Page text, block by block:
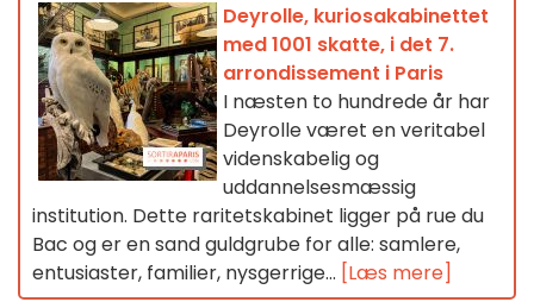
Deyrolle, kuriosakabinettet
med 1001 skatte, i det 7.
arrondissement i Paris
I næsten to hundrede år har
Deyrolle været en veritabel
videnskabelig og
uddannelsesmæssig
institution. Dette raritetskabinet ligger på rue du
Bac og er en sand guldgrube for alle: samlere,
entusiaster, familier, nysgerrige... [Læs mere]